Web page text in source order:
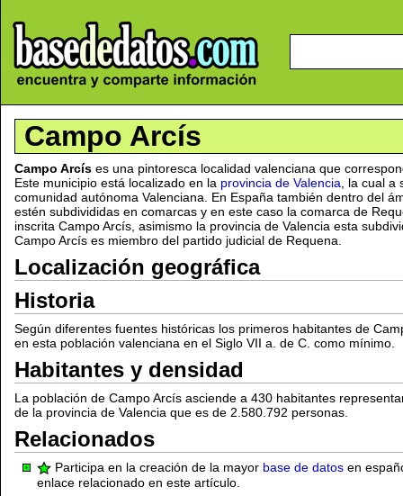
Campo Arcís
Campo Arcís es una pintoresca localidad valenciana que
Este municipio está localizado en la provincia de Valencia , la cual
comunidad autónoma Valenciana. En España también dentro del
estén subdivididas en comarcas y en este caso la comarca de
inscrita Campo Arcís, asimismo la provincia de Valencia esta
Campo Arcís es miembro del partido judicial de Requena.
Localización geográfica
Historia
Según diferentes fuentes históricas los primeros habitantes de
en esta población valenciana en el Siglo VII a. de C. como mínimo.
Habitantes y densidad
La población de Campo Arcís asciende a 430 habitantes
de la provincia de Valencia que es de 2.580.792 personas.
Relacionados
Participa en la creación de la mayor base de datos en
enlace relacionado en este artículo.